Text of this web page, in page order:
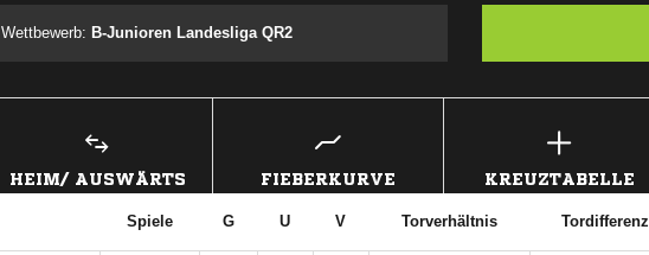
Wettbewerb: B-Junioren Landesliga QR2
HEIM/ AUSWÄRTS FIEBERKURVE KREUZTABELLE
Spiele G U V Torverhältnis Tordifferenz